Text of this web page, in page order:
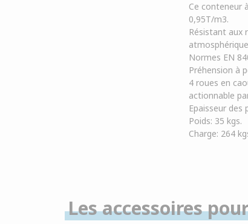
Ce conteneur
0,95T/m3.
Résistant aux
Normes EN
Préhension à
4 roues en
actionnable
Epaisseur des
Poids: 35 kgs.
Charge: 264
Les accessoires